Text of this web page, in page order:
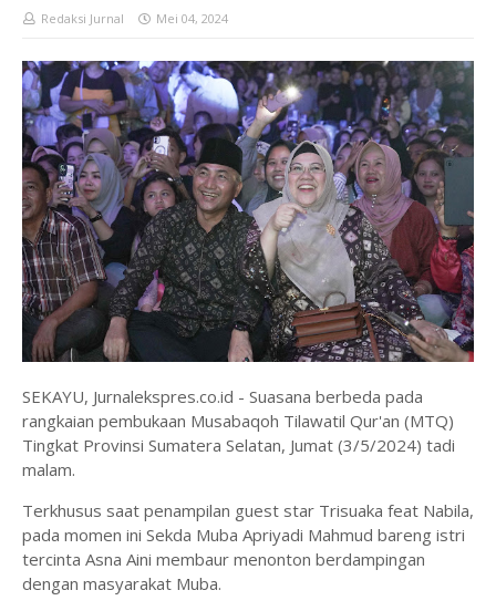
Redaksi Jurnal Mei 04, 2024
SEKAYU, Jurnalekspres.co.id - Suasana berbeda pada
rangkaian pembukaan Musabaqoh Tilawatil Qur'an (MTQ)
Tingkat Provinsi Sumatera Selatan, Jumat (3/5/2024) tadi
malam.
Terkhusus saat penampilan guest star Trisuaka feat Nabila,
pada momen ini Sekda Muba Apriyadi Mahmud bareng istri
tercinta Asna Aini membaur menonton berdampingan
dengan masyarakat Muba.